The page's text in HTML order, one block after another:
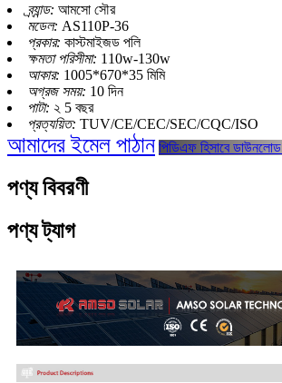
ব্র্যান্ড: আমসো সৌর
মডেল: AS110P-36
প্রকার: কাস্টমাইজড পলি
ক্ষমতা পরিসীমা: 110w-130w
আকার: 1005*670*35 মিমি
অগ্রজ সময়: 10 দিন
পাটা: ২ 5 বছর
প্রত্যয়িত: TUV/CE/CEC/SEC/CQC/ISO
আমাদের ইমেল পাঠান পিডিএফ হিসাবে
পণ্য বিবরণী
পণ্য ট্যাগ